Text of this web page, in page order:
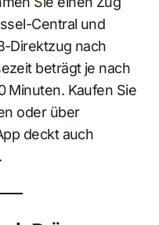
Central und
Direktzug nach
beträgt je nach
Minuten. Kaufen Sie
oder über
deckt auch